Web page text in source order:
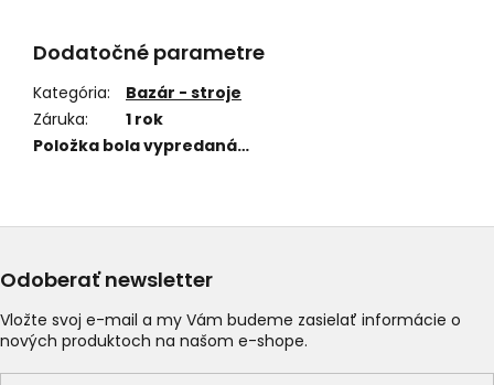
Dodatočné parametre
Kategória:
Bazár - stroje
Záruka:
1 rok
Položka bola vypredaná…
Odoberať newsletter
Vložte svoj e-mail a my Vám budeme zasielať informácie o
nových produktoch na našom e-shope.